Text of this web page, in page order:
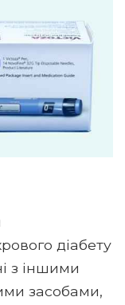
діабету
з іншими
засобами,